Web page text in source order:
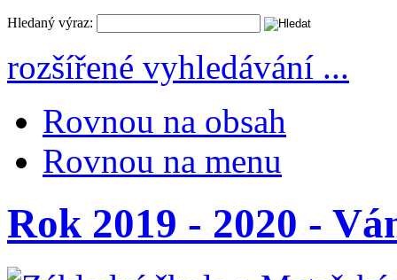
Hledaný výraz:
rozšířené vyhledávání ...
Rovnou na obsah
Rovnou na menu
Rok 2019 - 2020 -